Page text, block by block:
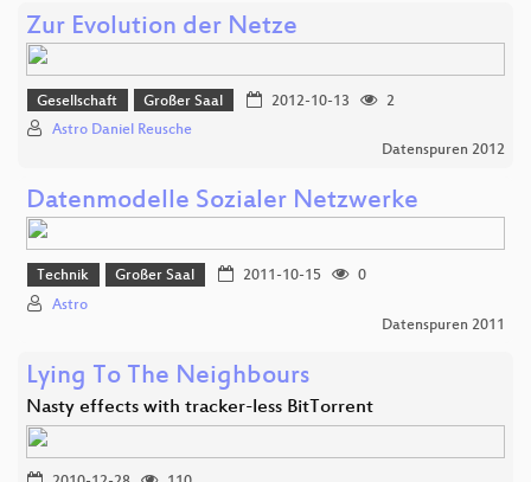
Zur Evolution der Netze
Gesellschaft Großer Saal 2012-10-13
2
Astro Daniel Reusche
Datenspuren 2012
Datenmodelle Sozialer Netzwerke
Technik Großer Saal 2011-10-15
0
Astro
Datenspuren 2011
Lying To The Neighbours
Nasty effects with tracker-less BitTorrent